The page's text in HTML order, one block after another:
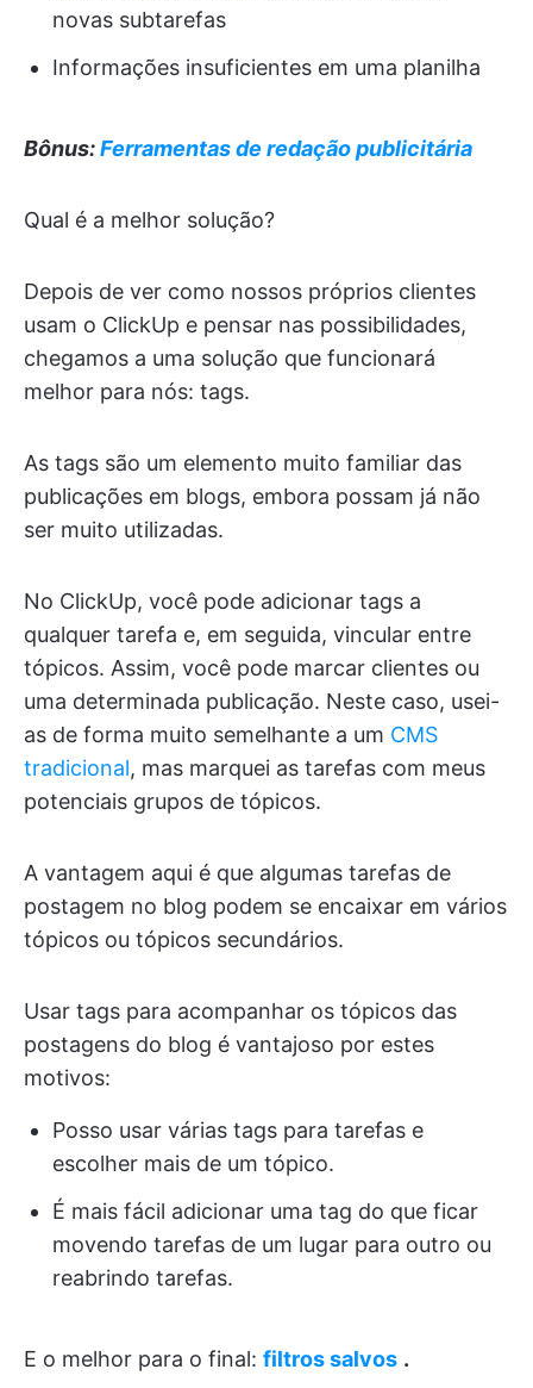
novas subtarefas
Informações insuficientes em uma planilha
Bônus:Ferramentas de redação publicitária
Qual é a melhor solução?
Depois de ver como nossos próprios clientes
usam o ClickUp e pensar nas possibilidades,
chegamos a uma solução que funcionará
melhor para nós: tags.
As tags são um elemento muito familiar das
publicações em blogs, embora possam já não
ser muito utilizadas.
No ClickUp, você pode adicionar tags a
qualquer tarefa e, em seguida, vincular entre
tópicos. Assim, você pode marcar clientes ou
uma determinada publicação. Neste caso, usei-
as de forma muito semelhante a um CMS
tradicional, mas marquei as tarefas com meus
potenciais grupos de tópicos.
A vantagem aqui é que algumas tarefas de
postagem no blog podem se encaixar em vários
tópicos ou tópicos secundários.
Usar tags para acompanhar os tópicos das
postagens do blog é vantajoso por estes
motivos:
Posso usar várias tags para tarefas e
escolher mais de um tópico.
É mais fácil adicionar uma tag do que ficar
movendo tarefas de um lugar para outro ou
reabrindo tarefas.
E o melhor para o final: filtros salvos .